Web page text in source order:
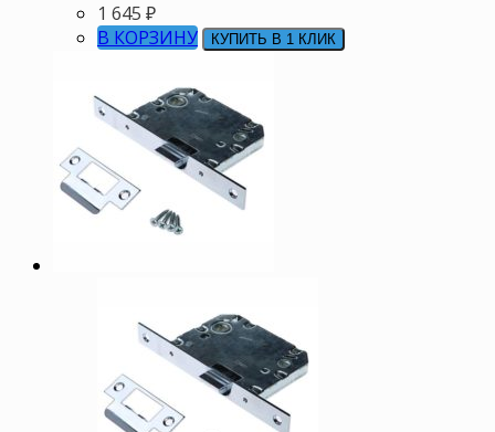
1 645 ₽
В КОРЗИНУ
КУПИТЬ В 1 КЛИК